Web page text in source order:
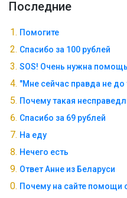
Последние
Помогите
Спасибо за 100 рублей
SOS! Очень нужна
"Мне сейчас правда не до
Почему такая
Спасибо за 69 рублей
На еду
Нечего есть
Ответ Анне из Беларуси
Почему на сайте помощи